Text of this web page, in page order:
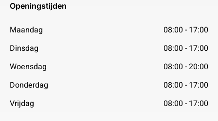
Openingstijden
Maandag
08:00 - 17:00
Dinsdag
08:00 - 17:00
Woensdag
08:00 - 20:00
Donderdag
08:00 - 17:00
Vrijdag
08:00 - 17:00